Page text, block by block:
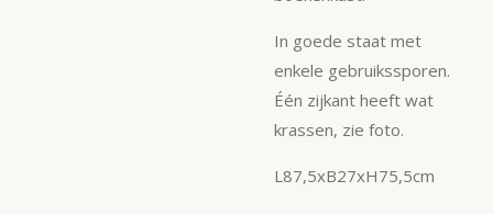
In goede staat met
enkele gebruikssporen.
Één zijkant heeft wat
krassen, zie foto.
L87,5xB27xH75,5cm